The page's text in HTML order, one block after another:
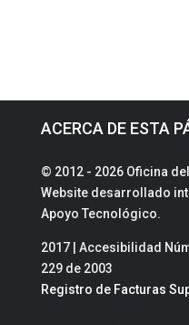
ACERCA DE ESTA
© 2012 - 2026 Oficina
Website desarrollado
Apoyo Tecnológico.
2017 | Accesibilidad
229 de 2003
Registro de Facturas